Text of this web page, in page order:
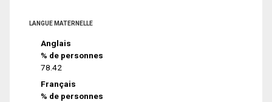
LANGUE MATERNELLE
Anglais
% de personnes
78.42
Français
% de personnes